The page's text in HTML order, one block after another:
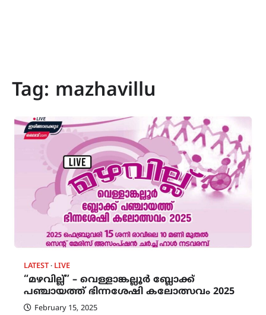
Tag: mazhavillu
LATEST LIVE
“മഴവില്ല്” – വെള്ളാങ്കല്ലൂർ ബ്ലോക്ക്
പഞ്ചായത്ത് ഭിന്നശേഷി കലോത്സവം 2025
February 15, 2025